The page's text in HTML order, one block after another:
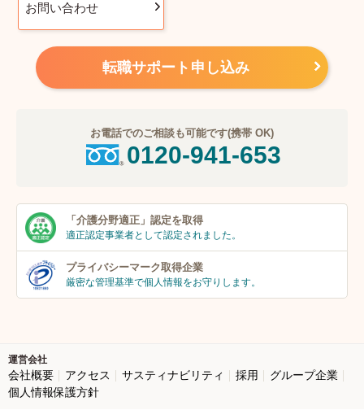
お問い合わせ
転職サポート申し込み
お電話でのご相談も可能です(携帯 OK)
0120-941-653
「介護分野適正」 認定を取得
適正認定事業者として認定されました。
プライバシーマーク取得企業
厳密な管理基準で個人情報をお守りします。
運営会社
会社概要 アクセス サスティナビリティ 採用
グループ企業
個人情報保護方針